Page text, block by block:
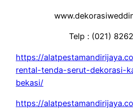
Telp : (021)
https://
rental-tenda-serut-dekorasi-
bekasi/
https://